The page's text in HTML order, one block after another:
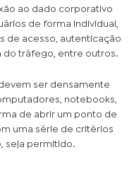
ao dado corporativo
de forma individual,
de acesso, autenticação
do tráfego, entre outros.
ser densamente
notebooks,
de abrir um ponto de
uma série de critérios
seja permitido.